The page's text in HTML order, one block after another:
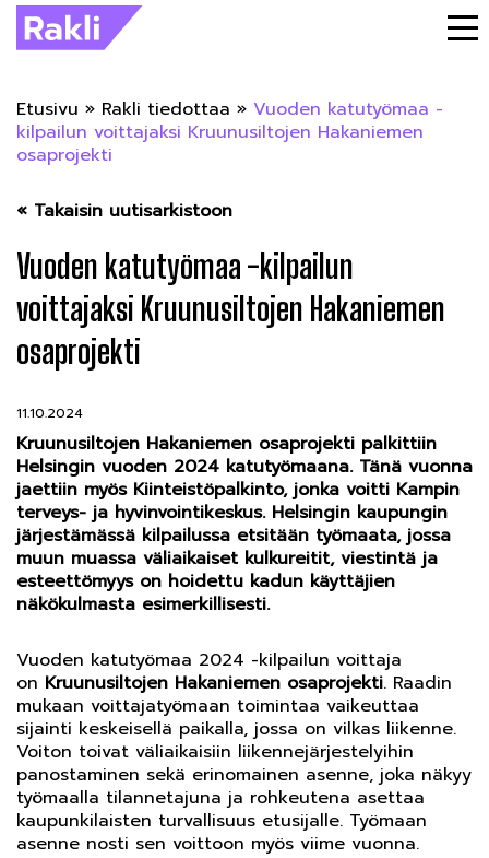
Etusivu » Rakli tiedottaa » Vuoden katutyömaa -​
kilpailun voittajaksi Kruunusiltojen Hakaniemen
osaprojekti
« Takaisin uutisarkistoon
Vuoden katutyömaa -​kilpailun
voittajaksi Kruunusiltojen Hakaniemen
osaprojekti
11.10.2024
Kruunusiltojen Hakaniemen osaprojekti palkittiin
Helsingin vuoden 2024 katutyömaana. Tänä vuonna
jaettiin myös Kiinteistöpalkinto, jonka voitti Kampin
terveys- ja hyvinvointikeskus. Helsingin kaupungin
järjestämässä kilpailussa etsitään työmaata, jossa
muun muassa väliaikaiset kulkureitit, viestintä ja
esteettömyys on hoidettu kadun käyttäjien
näkökulmasta esimerkillisesti.
Vuoden katutyömaa 2024 -kilpailun voittaja
on Kruunusiltojen Hakaniemen osaprojekti. Raadin
mukaan voittajatyömaan toimintaa vaikeuttaa
sijainti keskeisellä paikalla, jossa on vilkas liikenne.
Voiton toivat väliaikaisiin liikennejärjestelyihin
panostaminen sekä erinomainen asenne, joka näkyy
työmaalla tilannetajuna ja rohkeutena asettaa
kaupunkilaisten turvallisuus etusijalle. Työmaan
asenne nosti sen voittoon myös viime vuonna.